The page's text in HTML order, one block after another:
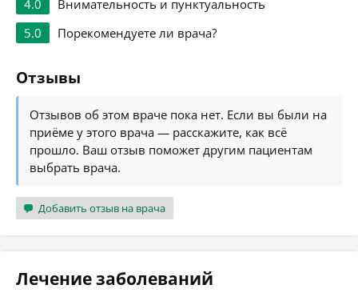
4.0
Внимательность и пунктуальность
5.0
Порекомендуете ли врача?
Отзывы
Отзывов об этом враче пока нет. Если вы были на
приёме у этого врача — расскажите, как всё
прошло. Ваш отзыв поможет другим пациентам
выбрать врача.
Добавить отзыв на врача
Лечение заболеваний